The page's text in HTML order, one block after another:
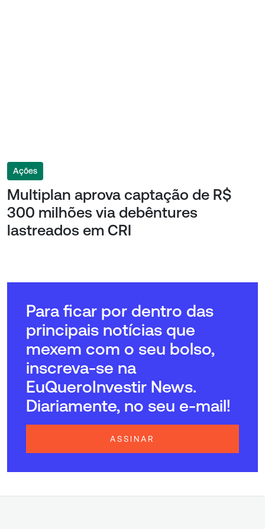
Ações
Multiplan aprova captação de R$
300 milhões via debêntures
lastreados em CRI
Para ficar por dentro das
principais notícias que
mexem com o seu bolso,
inscreva-se na
EuQueroInvestir News.
Diariamente, no seu e-mail!
ASSINAR